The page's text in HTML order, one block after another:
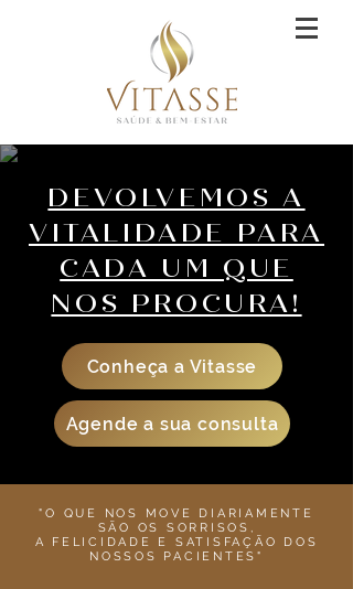
Conheça a Vitasse
Agende a sua consulta
DEVOLVEMOS A
VITALIDADE PARA
CADA UM QUE
NOS PROCURA!
"O QUE NOS MOVE DIARIAMENTE
SÃO OS SORRISOS,
A FELICIDADE E SATISFAÇÃO DOS
NOSSOS PACIENTES"